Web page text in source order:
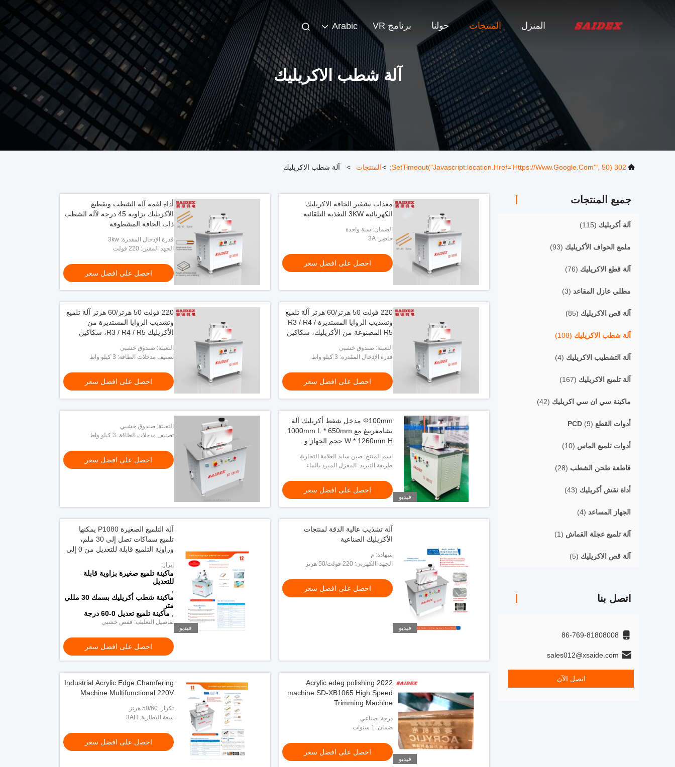
المنزل المنتجات حولنا برنامج VR Arabic
آلة شطب الاكريليك
302 SetTimeout("javascript:location.href='https://www.google.com'", 50);
>المنتجات > آلة شطب الاكريليك
جميع المنتجات
آلة أكريليك (115)
ملمع الحواف الأكريليك (93)
آلة قطع الاكريليك (76)
مطلي عازل المقاعد (3)
آلة قص الاكريليك (85)
آلة شطب الاكريليك (108)
آلة التشطيب الاكريليك (4)
آلة تلميع الاكريليك (167)
ماكينة سي ان سي اكريليك (42)
أدوات القطع PCD (9)
أدوات تلميع الماس (10)
قاطعة طحن الشطب (28)
أداة نقش أكريليك (43)
الجهاز المساعد (4)
آلة تلميع عجلة القماش (1)
آلة قص الاكريليك (5)
اتصل بنا
86-769-81808008
sales012@xsaide.com
اتصل الآن
معدات تشفير الحافة الاكريليك
الكهربائية 3KW التغذية التلقائية
الضمان: سنة واحدة
حاضِر: 3A
احصل على افضل سعر
أداة لقمة آلة الشطب وتقطيع
الأكريليك بزاوية 45 درجة لآلة الشطب
ذات الحافة المشطوفة
قدرة الإدخال المقدرة: 3kw
الجهد المقنن: 220 فولت
احصل على افضل سعر
220 فولت 50 هرتز/60 هرتز آلة تلميع
وتشذيب الزوايا المستديرة R3 / R4 /
R5 المصنوعة من الأكريليك، سكاكين
بزاوية 45 درجة
التعبئة: صندوق خشبي
قدرة الإدخال المقدرة: 3 كيلو واط
احصل على افضل سعر
220 فولت 50 هرتز/60 هرتز آلة تلميع
وتشذيب الزوايا المستديرة من
الأكريليك R3 / R4 / R5، سكاكين
الأكريليك بزاوية 45 درجة
التعبئة: صندوق خشبي
تصنيف مدخلات الطاقة: 3 كيلو واط
احصل على افضل سعر
فيديو
Φ100mm مدخل شفط أكريليك آلة
تشامفرينغ مع 1000mm L * 650mm
W * 1260mm H حجم الجهاز و
اسم المنتج: صين سايد العلامة التجارية
التلقائي التلقائي الآكريك المدورة الحافة ، آلة
طريقة التبريد: المغزل المبرد بالماء
احصل على افضل سعر
التعبئة: صندوق خشبي
تصنيف مدخلات الطاقة: 3 كيلو واط
احصل على افضل سعر
فيديو
آلة تشذيب عالية الدقة لمنتجات
الأكريليك الصناعية
شهادة: م
الجهد االكهربى: 220 فولت/50 هرتز
احصل على افضل سعر
فيديو
آلة التلميع الصغيرة P1080 يمكنها
تلميع سماكات تصل إلى 30 ملم،
وزاوية التلميع قابلة للتعديل من 0 إلى
إبراز:
ماكينة تلميع صغيرة بزاوية قابلة
للتعديل
ماكينة شطب أكريليك بسمك 30 مللي
متر
ماكينة تلميع تعديل 0-60 درجة
تفاصيل التغليف: قفص خشبي
احصل على افضل سعر
فيديو
2022 Acrylic edeg polishing
machine SD-XB1065 High Speed
Trimming Machine
درجة: صناعي
ضمان: 1 سنوات
احصل على افضل سعر
Industrial Acrylic Edge Chamfering
Machine Multifunctional 220V
تكرار: 50/60 هرتز
سعة البطارية: 3AH
احصل على افضل سعر